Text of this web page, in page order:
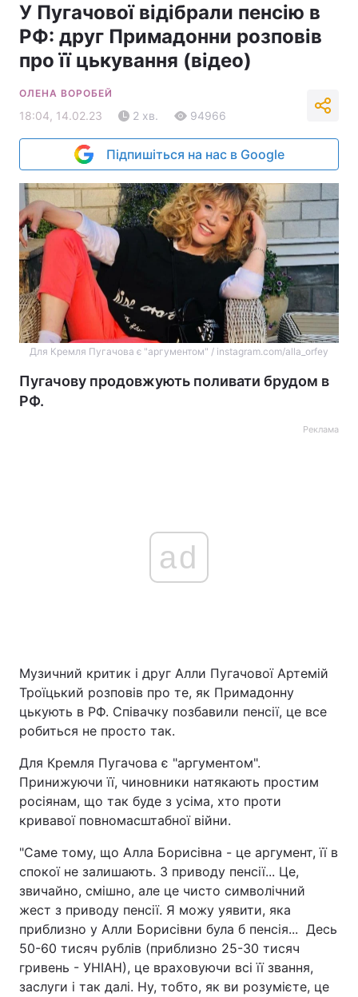
У Пугачової відібрали пенсію в
РФ: друг Примадонни розповів
про її цькування (відео)
ОЛЕНА ВОРОБЕЙ
18:04, 14.02.23 2 хв. 94966
Підпишіться на нас в Google
Для Кремля Пугачова є "аргументом" / instagram.com/alla_orfey
Пугачову продовжують поливати брудом в
РФ.
Реклама
ad
Музичний критик і друг Алли Пугачової Артемій
Троїцький розповів про те, як Примадонну
цькують в РФ. Співачку позбавили пенсії, це все
робиться не просто так.
Для Кремля Пугачова є "аргументом".
Принижуючи її, чиновники натякають простим
росіянам, що так буде з усіма, хто проти
кривавої повномасштабної війни.
"Саме тому, що Алла Борисівна - це аргумент, її в
спокої не залишають. З приводу пенсії... Це,
звичайно, смішно, але це чисто символічний
жест з приводу пенсії. Я можу уявити, яка
приблизно у Алли Борисівни була б пенсія... Десь
50-60 тисяч рублів (приблизно 25-30 тисяч
гривень - УНІАН), це враховуючи всі її звання,
заслуги і так далі. Ну, тобто, як ви розумієте, це